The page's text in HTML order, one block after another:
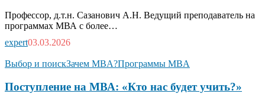
Профессор, д.т.н. Сазанович А.Н. Ведущий преподаватель на
программах МВА с более…
expert03.03.2026
Выбор и поискЗачем MBA?Программы MBA
Поступление на МВА: «Кто нас будет учить?»